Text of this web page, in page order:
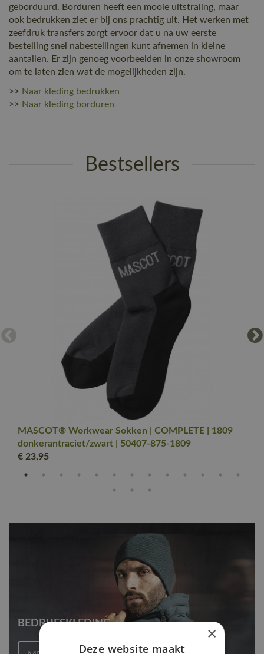
geborduurd. Borduren heeft een mooie uitstraling, maar
ook bedrukken ziet er bij ons prachtig uit. Het werken met
zeefdruk transfers zorgt ervoor dat u na uw eerste
bestelling snel nabestellingen kunt afnemen in kleine
aantallen. Er zijn genoeg voorbeelden in onze showroom
om te laten zien wat de mogelijkheden zijn.
>> Naar kleding bedrukken
>> Naar kleding borduren
Bestsellers
MASCOT® Workwear Sokken | COMPLETE | 1809
donkerantraciet/zwart | 50407-875-1809
€ 23,95
BEDRIJFSKLEDING
×
Deze website maakt